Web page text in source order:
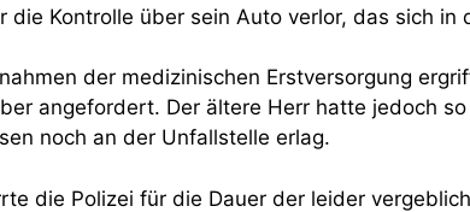
die Kontrolle über sein Auto verlor, das sich in
der medizinischen Erstversorgung
angefordert. Der ältere Herr hatte jedoch
noch an der Unfallstelle erlag.
die Polizei für die Dauer der leider